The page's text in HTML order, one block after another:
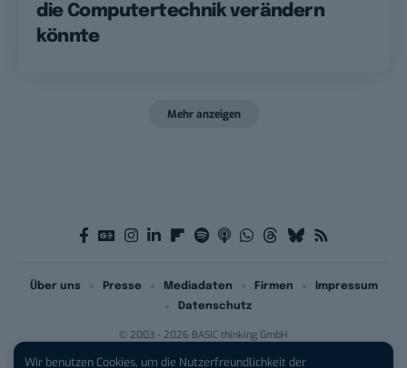
Wir benutzen Cookies, um die Nutzerfreundlichkeit der
die Computertechnik verändern
könnte
Mehr anzeigen
© 2003 - 2026 BASIC thinking GmbH
Über uns Presse Mediadaten Firmen
Impressum
Datenschutz